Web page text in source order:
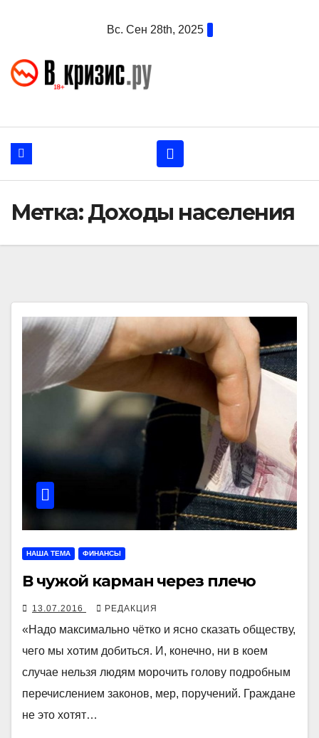
Вс. Сен 28th, 2025
Метка:Доходы населения
НАША ТЕМА ФИНАНСЫ
В чужой карман через плечо
13.07.2016 РЕДАКЦИЯ
«Надо максимально чётко и ясно сказать обществу,
чего мы хотим добиться. И, конечно, ни в коем
случае нельзя людям морочить голову подробным
перечислением законов, мер, поручений. Граждане
не это хотят…